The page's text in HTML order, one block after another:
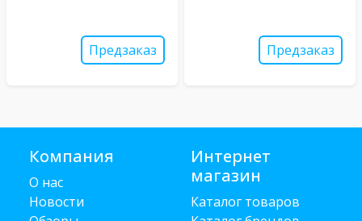
Предзаказ Предзаказ
Компания
О нас
Новости
Интернет
магазин
Каталог товаров